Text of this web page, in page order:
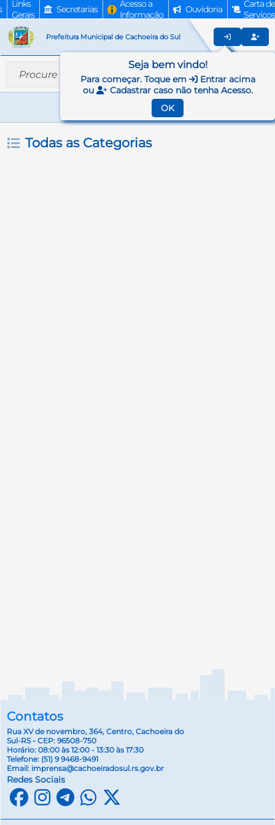
Prefeitura Municipal de Cachoeira do Sul
Links
Gerais
Secretarias
Acesso a
Informação
Ouvidoria
Carta de
Serviços
Todas as Categorias
Contatos
Rua XV de novembro, 364, Centro, Cachoeira do
Sul-RS - CEP: 96508-750
Horário: 08:00 às 12:00 - 13:30 às 17:30
Telefone: (51) 9 9468-9491
Email: imprensa@cachoeiradosul.rs.gov.br
Redes Sociais
Seja bem vindo!
Para começar. Toque em
Entrar acima
ou
Cadastrar caso não tenha Acesso.
OK